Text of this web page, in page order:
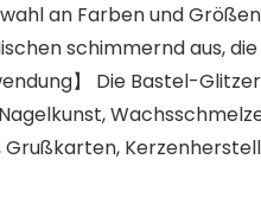
an Farben und
schimmernd aus,
】 Die Bastel-
Grußkarten,